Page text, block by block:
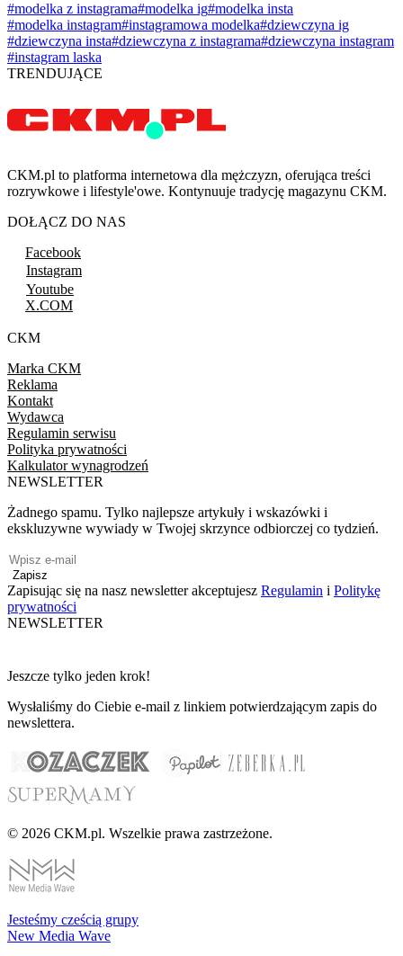
#modelka z instagrama#modelka ig#modelka insta
#modelka instagram#instagramowa modelka#dziewczyna ig
#dziewczyna insta#dziewczyna z instagrama#dziewczyna instagram
#instagram laska
TRENDUJĄCE
CKM.pl to platforma internetowa dla mężczyzn, oferująca treści
rozrywkowe i lifestyle'owe. Kontynuuje tradycję magazynu CKM.
DOŁĄCZ DO NAS
Facebook
Instagram
Youtube
X.COM
CKM
Marka CKM
Reklama
Kontakt
Wydawca
Regulamin serwisu
Polityka prywatności
Kalkulator wynagrodzeń
NEWSLETTER
Żadnego spamu. Tylko najlepsze artykuły i wskazówki i
ekskluzywne wywiady w Twojej skrzynce odbiorczej co tydzień.
Zapisz
Zapisując się na nasz newsletter akceptujesz Regulamin i Politykę
prywatności
NEWSLETTER
Jeszcze tylko jeden krok!
Wysłaliśmy do Ciebie e-mail z linkiem potwierdzającym zapis do
newslettera.
© 2026 CKM.pl. Wszelkie prawa zastrzeżone.
Jesteśmy cześcią grupy
New Media Wave